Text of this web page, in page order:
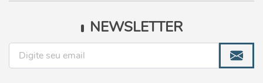
NEWSLETTER